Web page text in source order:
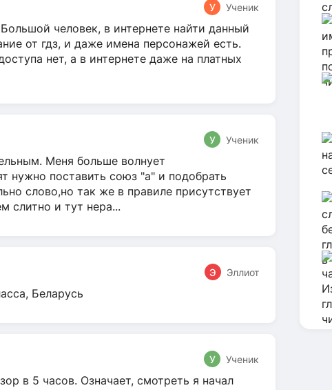
У Ученик
человек, в интернете найти данный
от гдз, и даже имена персонажей есть.
нет, а в интернете даже на платных
У Ученик
Меня больше волнует
нужно поставить союз "а" и подобрать
слово,но так же в правиле присутствует
слитно и тут нера...
Э Эллиот
Беларусь
У Ученик
в 5 часов. Означает, смотреть я начал